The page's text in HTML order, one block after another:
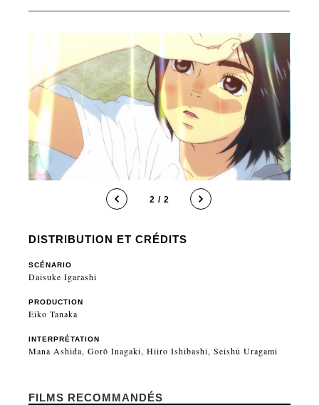
2 / 2
DISTRIBUTION ET CRÉDITS
SCÉNARIO
Daisuke Igarashi
PRODUCTION
Eiko Tanaka
INTERPRÉTATION
Mana Ashida, Gorô Inagaki, Hiiro Ishibashi, Seishû Uragami
FILMS RECOMMANDÉS